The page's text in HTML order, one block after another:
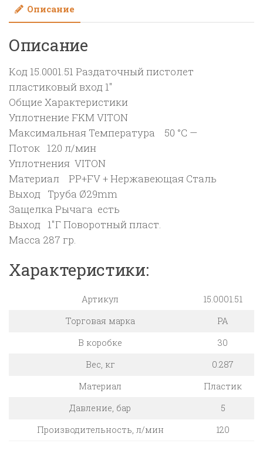
1"
Описание
Описание
Код 15.0001.51 Раздаточный пистолет
пластиковый вход 1″
Общие Характеристики
Уплотнение FKM VITON
Максимальная Температура 50 °C —
Поток 120 л/мин
Уплотнения VITON
Материал PP+FV + Нержавеющая Сталь
Выход Труба Ø29mm
Защелка Рычага есть
Выход 1″Г Поворотный пласт.
Масса 287 гр.
Характеристики:
Артикул
15.0001.51
Торговая марка
PA
В коробке
30
Вес, кг
0.287
Материал
Пластик
Давление, бар
5
Производительность, л/мин
120